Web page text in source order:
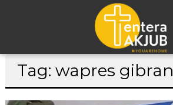
Lompat
Tag: wapres gibran